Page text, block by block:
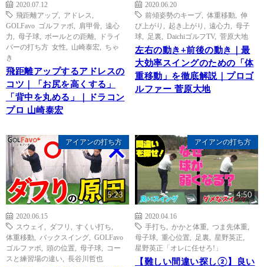
2020.07.12
飛距離アップ, アドレス
GOLFavo ゴルファボ
肩甲骨
遠心
力
母子球 ボールとの距離
ドライ
バーの打ち方 女性
山崎泰宏
ちゃ
き
飛距離アップするアドレスの
コツ｜「お尻を高くする」
「背中を丸める」｜ドラコン
プロ 山崎泰宏
2020.06.20
前傾姿勢のキープ, 体重移動
伸
び上がり
起き上がり 遠心力
母子
球
足裏 DaichiゴルフTV, 菅原大地
左右の動き+前後の動き｜最
大効率スイングのための「体
重移動」を徹底解説｜プロゴ
ルファー 菅原大地
アイアンの打ち方
5:23
2020.06.15
スウェイ
ダフリ すくい打ち
体重移動
バックスイング
GOLFavo
ゴルファボ
頭の位置 母子球
コー
スと練習場の違い
長谷川哲也
アイアンの打ち方
4:50
2020.04.16
手打ち
かかと体重 つま先体重
母子球
重心位置 足裏 星野英正
星野英正「オレに任せろ!」
【難しい間違い探し②】良い